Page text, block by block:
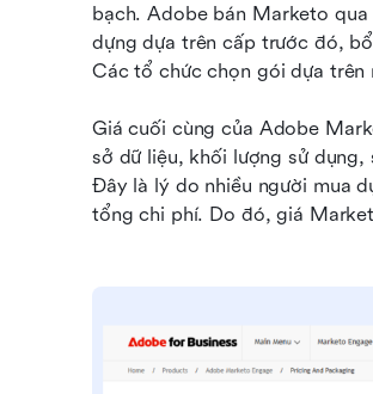
bạch. Adobe bán Marketo
dựng dựa trên cấp trước đó,
Các tổ chức chọn gói dựa trên
Giá cuối cùng của Adobe
sở dữ liệu, khối lượng sử
Đây là lý do nhiều người mua
tổng chi phí. Do đó, giá